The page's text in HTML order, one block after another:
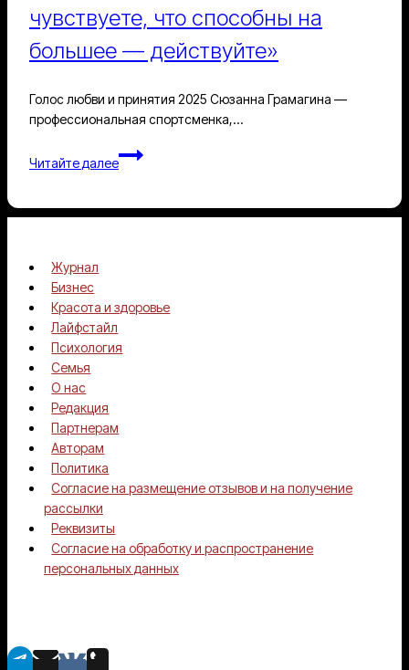
чувствуете, что способны на
большее — действуйте»
Голос любви и принятия 2025 Сюзанна Грамагина —
профессиональная спортсменка,…
Читайте далее
Сюзанна
Грамагина:
чувствуете,
—
действуйте»
Журнал
Бизнес
Красота и здоровье
Лайфстайл
Психология
Семья
О нас
Редакция
Партнерам
Авторам
Политика
Согласие на размещение отзывов и на получение
рассылки
Реквизиты
Согласие на обработку и распространение
персональных данных